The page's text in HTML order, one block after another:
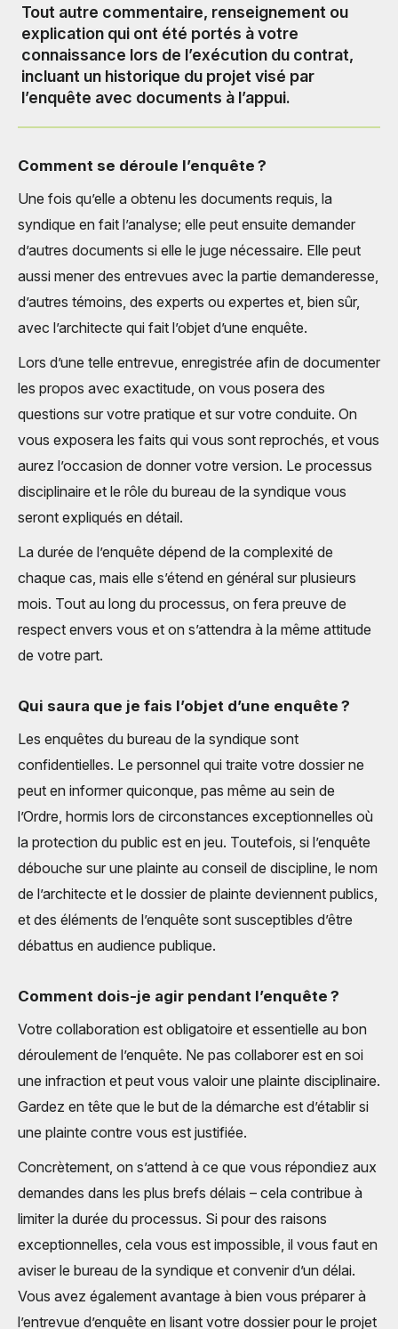
Tout autre commentaire, renseignement ou
explication qui ont été portés à votre
connaissance lors de l’exécution du contrat,
incluant un historique du projet visé par
l’enquête avec documents à l’appui.
Comment se déroule l’enquête ?
Une fois qu’elle a obtenu les documents requis, la
syndique en fait l’analyse; elle peut ensuite demander
d’autres documents si elle le juge nécessaire. Elle peut
aussi mener des entrevues avec la partie demanderesse,
d’autres témoins, des experts ou expertes et, bien sûr,
avec l’architecte qui fait l’objet d’une enquête.
Lors d’une telle entrevue, enregistrée afin de documenter
les propos avec exactitude, on vous posera des
questions sur votre pratique et sur votre conduite. On
vous exposera les faits qui vous sont reprochés, et vous
aurez l’occasion de donner votre version. Le processus
disci­plinaire et le rôle du bureau de la syndique vous
seront expliqués en détail.
La durée de l’enquête dépend de la complexité de
chaque cas, mais elle s’étend en général sur plusieurs
mois. Tout au long du processus, on fera preuve de
respect envers vous et on s’attendra à la même attitude
de votre part.
Qui saura que je fais l’objet d’une enquête ?
Les enquêtes du bureau de la syndique sont
confidentielles. Le personnel qui traite votre dossier ne
peut en informer quiconque, pas même au sein de
l’Ordre, hormis lors de circonstances exception­nelles où
la protection du public est en jeu. Toutefois, si l’enquête
débouche sur une plainte au conseil de discipline, le nom
de l’architecte et le dossier de plainte deviennent publics,
et des éléments de l’enquête sont susceptibles d’être
débattus en audience publique.
Comment dois-je agir pendant l’enquête ?
Votre collaboration est obligatoire et essentielle au bon
déroulement de l’enquête. Ne pas collaborer est en soi
une infraction et peut vous valoir une plainte disciplinaire.
Gardez en tête que le but de la démarche est d’établir si
une plainte contre vous est justifiée.
Concrètement, on s’attend à ce que vous répondiez aux
demandes dans les plus brefs délais – cela contribue à
limiter la durée du processus. Si pour des raisons
exceptionnelles, cela vous est impossible, il vous faut en
aviser le bureau de la syndique et convenir d’un délai.
Vous avez également avantage à bien vous préparer à
l’entrevue d’enquête en lisant votre dossier pour le projet